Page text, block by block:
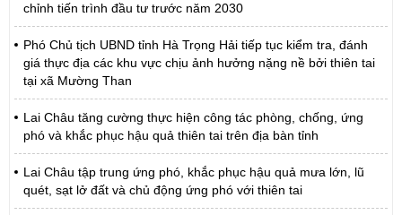
chỉnh tiến trình đầu tư trước năm 2030
Phó Chủ tịch UBND tỉnh Hà Trọng Hải tiếp tục kiểm tra, đánh
giá thực địa các khu vực chịu ảnh hưởng nặng nề bởi thiên tai
tại xã Mường Than
Lai Châu tăng cường thực hiện công tác phòng, chống, ứng
phó và khắc phục hậu quả thiên tai trên địa bàn tỉnh
Lai Châu tập trung ứng phó, khắc phục hậu quả mưa lớn, lũ
quét, sạt lở đất và chủ động ứng phó với thiên tai